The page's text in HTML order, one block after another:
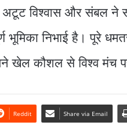
अटूट विश्वास और संबल ने
भूमिका निभाई है। पूरे
खेल कौशल से विश्व मंच
Reddit Share via Email